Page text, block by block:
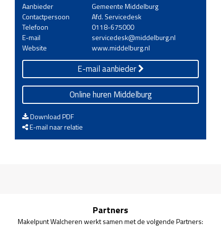
Aanbieder
Gemeente Middelburg
Contactpersoon
Afd. Servicedesk
Telefoon
0118-675000
E-mail
servicedesk@middelburg.nl
Website
www.middelburg.nl
E-mail aanbieder
Online huren Middelburg
Download PDF
E-mail naar relatie
Partners
Makelpunt Walcheren werkt samen met de volgende Partners: